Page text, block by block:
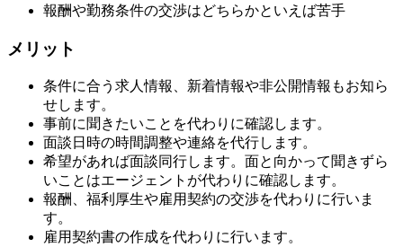
報酬や勤務条件の交渉はどちらかといえば苦手
メリット
条件に合う求人情報、新着情報や非公開情報もお知ら
せします。
事前に聞きたいことを代わりに確認します。
面談日時の時間調整や連絡を代行します。
希望があれば面談同行します。面と向かって聞きずら
いことはエージェントが代わりに確認します。
報酬、福利厚生や雇用契約の交渉を代わりに行いま
す。
雇用契約書の作成を代わりに行います。